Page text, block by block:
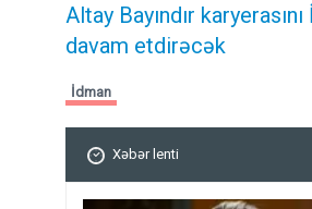
Altay Bayındır
davam etdirəcək
İdman
Xəbər lenti